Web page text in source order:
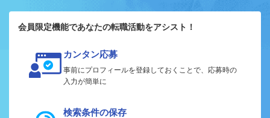
会員限定機能であなたの転職活動をアシスト！
カンタン応募
事前にプロフィールを登録しておくことで、応募時の
入力が簡単に
検索条件の保存